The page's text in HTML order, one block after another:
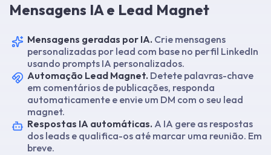
Mensagens IA e Lead Magnet
Mensagens geradas por IA. Crie mensagens
personalizadas por lead com base no perfil LinkedIn
usando prompts IA personalizados.
Automação Lead Magnet. Detete palavras-chave
em comentários de publicações, responda
automaticamente e envie um DM com o seu lead
magnet.
Respostas IA automáticas. A IA gere as respostas
dos leads e qualifica-os até marcar uma reunião. Em
breve.